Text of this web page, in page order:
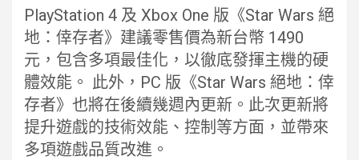
PlayStation 4 及 Xbox One 版《Star Wars 絕
地：倖存者》建議零售價為新台幣 1490
元，包含多項最佳化，以徹底發揮主機的硬
體效能。 此外，PC 版《Star Wars 絕地：倖
存者》也將在後續幾週內更新。此次更新將
提升遊戲的技術效能、控制等方面，並帶來
多項遊戲品質改進。